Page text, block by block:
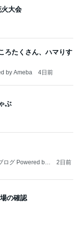
たくさん、ハマりす
by Ameba
ぶ
グ Powered by
の確認